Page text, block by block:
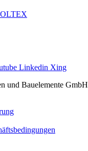
Linkedin Xing
und Bauelemente GmbH